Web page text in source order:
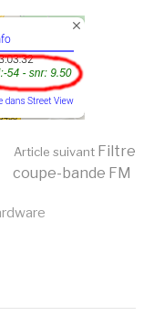
Article suivant Filtre
coupe-bande FM